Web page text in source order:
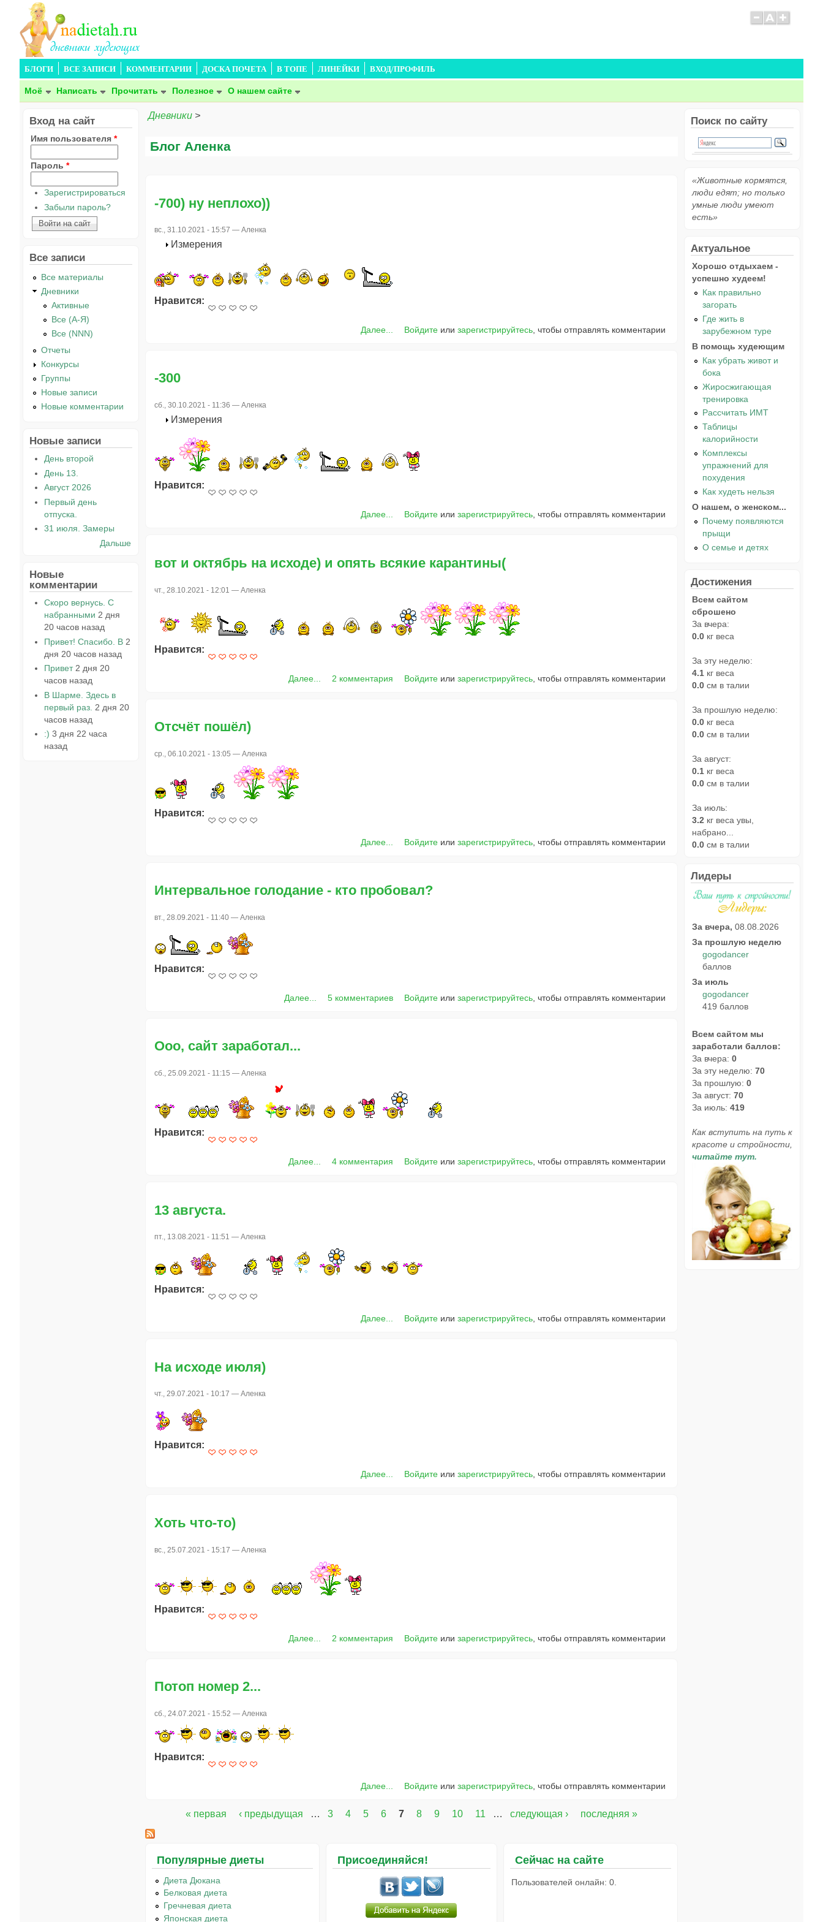
БЛОГИ ВСЕ ЗАПИСИ КОММЕНТАРИИ ДОСКА ПОЧЕТА В ТОПЕ ЛИНЕЙКИ ВХОД/ПРОФИЛЬ
Моё Написать Прочитать Полезное О нашем сайте
Дневники >
Блог Аленка
-700) ну неплохо))
вс., 31.10.2021 - 15:57 — Аленка
Измерения
Нравится:
Далее... Войдите илизарегистрируйтесь , чтобы отправлять комментарии
-300
сб., 30.10.2021 - 11:36 — Аленка
Измерения
Нравится:
Далее... Войдите илизарегистрируйтесь, чтобы отправлять комментарии
вот и октябрь на исходе) и опять всякие карантины(
чт., 28.10.2021 - 12:01 — Аленка
Нравится:
Далее... 2 комментария Войдите илизарегистрируйтесь , чтобы отправлять комментарии
Отсчёт пошёл)
ср., 06.10.2021 - 13:05 — Аленка
Нравится:
Далее... Войдите илизарегистрируйтесь , чтобы отправлять комментарии
Интервальное голодание - кто пробовал?
вт., 28.09.2021 - 11:40 — Аленка
Нравится:
Далее... 5 комментариев Войдите илизарегистрируйтесь , чтобы отправлять комментарии
Ооо, сайт заработал...
сб., 25.09.2021 - 11:15 — Аленка
Нравится:
Далее... 4 комментария Войдите илизарегистрируйтесь , чтобы отправлять комментарии
13 августа.
пт., 13.08.2021 - 11:51 — Аленка
Нравится:
Далее... Войдите илизарегистрируйтесь, чтобы отправлять комментарии
На исходе июля)
чт., 29.07.2021 - 10:17 — Аленка
Нравится:
Далее... Войдите илизарегистрируйтесь, чтобы отправлять комментарии
Хоть что-то)
вс., 25.07.2021 - 15:17 — Аленка
Нравится:
Далее... 2 комментария Войдите илизарегистрируйтесь , чтобы отправлять комментарии
Потоп номер 2...
сб., 24.07.2021 - 15:52 — Аленка
Нравится:
Далее... Войдите илизарегистрируйтесь , чтобы отправлять комментарии
Страницы
« первая ‹ предыдущая … 3 4 5 6 7 8 9 10 11 … следующая › последняя »
Популярные диеты
Диета Дюкана
Белковая диета
Гречневая диета
Японская диета
Присоединяйся! Сейчас на сайте
Пользователей онлайн: 0.
Вход на сайт
Имя пользователя *
Пароль *
Зарегистрироваться
Забыли пароль?
Все записи
Все материалы
Дневники
Активные
Все (А-Я)
Все (NNN)
Отчеты
Конкурсы
Группы
Новые записи
Новые комментарии
Новые записи
День второй
День 13.
Август 2026
Первый день
отпуска.
31 июля. Замеры
Дальше
Новые
комментарии
Скоро вернусь. С
набранными 2 дня
20 часов назад
Привет! Спасибо. В 2
дня 20 часов назад
Привет 2 дня 20
часов назад
В Шарме. Здесь в
первый раз. 2 дня 20
часов назад
:) 3 дня 22 часа
назад
Поиск по сайту
«Животные кормятся,
люди едят; но только
умные люди умеют
есть»
Актуальное
Хорошо отдыхаем -
успешно худеем!
Как правильно
загорать
Где жить в
зарубежном туре
В помощь худеющим
Как убрать живот и
бока
Жиросжигающая
тренировка
Рассчитать ИМТ
Таблицы
калорийности
Комплексы
упражнений для
похудения
Как худеть нельзя
О нашем, о женском...
Почему появляются
прыщи
О семье и детях
Достижения
Всем сайтом
сброшено
За вчера:
0.0 кг веса
За эту неделю:
4.1 кг веса
0.0 см в талии
За прошлую неделю:
0.0 кг веса
0.0 см в талии
За август:
0.1 кг веса
0.0 см в талии
За июль:
3.2 кг веса увы,
набрано...
0.0 см в талии
Лидеры
За вчера, 08.08.2026
За прошлую неделю
gogodancer
баллов
За июль
gogodancer
419 баллов
Всем сайтом мы
заработали баллов:
За вчера: 0
За эту неделю: 70
За прошлую: 0
За август: 70
За июль: 419
Как вступить на путь к
красоте и стройности,
читайте тут.